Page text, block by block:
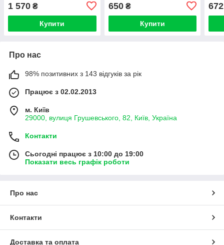
1 570 ₴
Купити
650₴
Купити
672
Про нас
98% позитивних з 143 відгуків за рік
Працює з 02.02.2013
м. Київ
29000, вулиця Грушевського, 82, Київ, Україна
Контакти
Сьогодні працює з 10:00 до 19:00
Показати весь графік роботи
Про нас
Контакти
Доставка та оплата